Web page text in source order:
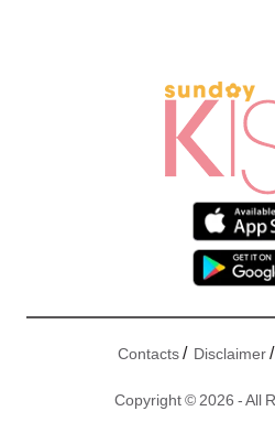
Contacts/ Disclaimer/
Copyright © 2026 - All